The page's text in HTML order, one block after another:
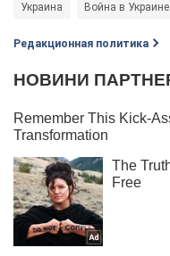
Украина Война в Украине
Редакционная политика